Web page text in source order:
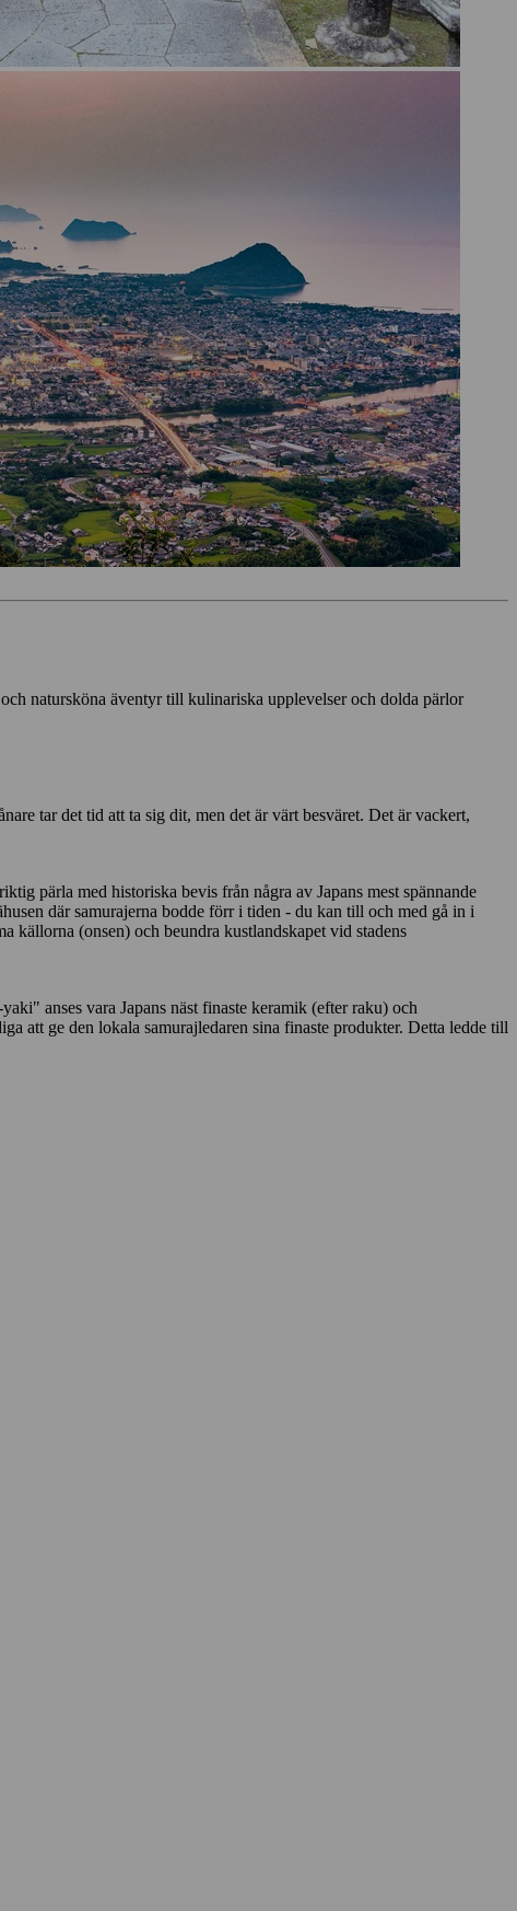
natursköna äventyr till kulinariska upplevelser och dolda pärlor
tar det tid att ta sig dit, men det är värt besväret. Det är vackert,
pärla med historiska bevis från några av Japans mest spännande
där samurajerna bodde förr i tiden - du kan till och med gå in i
källorna (onsen) och beundra kustlandskapet vid stadens
anses vara Japans näst finaste keramik (efter raku) och
att ge den lokala samurajledaren sina finaste produkter. Detta ledde till